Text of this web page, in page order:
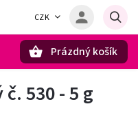
CZK
Prázdný košík
530 - 5 g